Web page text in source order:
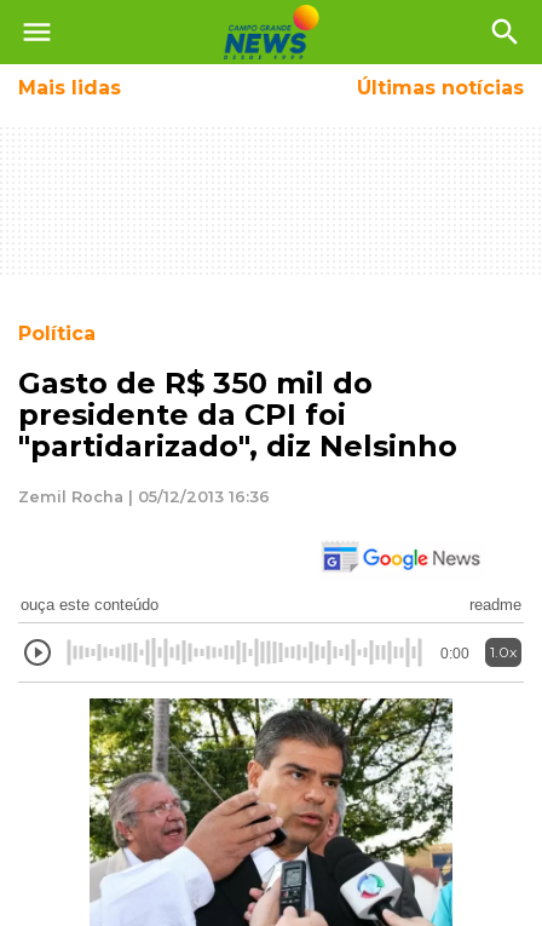
menu search
Mais lidas Últimas notícias
Política
Gasto de R$ 350 mil do
presidente da CPI foi
"partidarizado", diz Nelsinho
Zemil Rocha | 05/12/2013 16:36
ouça este conteúdo readme
0:00 1.0x